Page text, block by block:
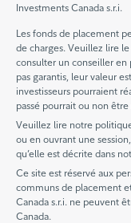
Investments Canada s.r.i.
Les fonds de placement
de charges. Veuillez lire
consulter un conseiller en
pas garantis, leur valeur
investisseurs pourraient
passé pourrait ou non
Veuillez lire notre
ou en ouvrant une
qu’elle est décrite dans
Ce site est réservé aux
communs de placement
Canada s.r.i. ne peuvent
Canada.